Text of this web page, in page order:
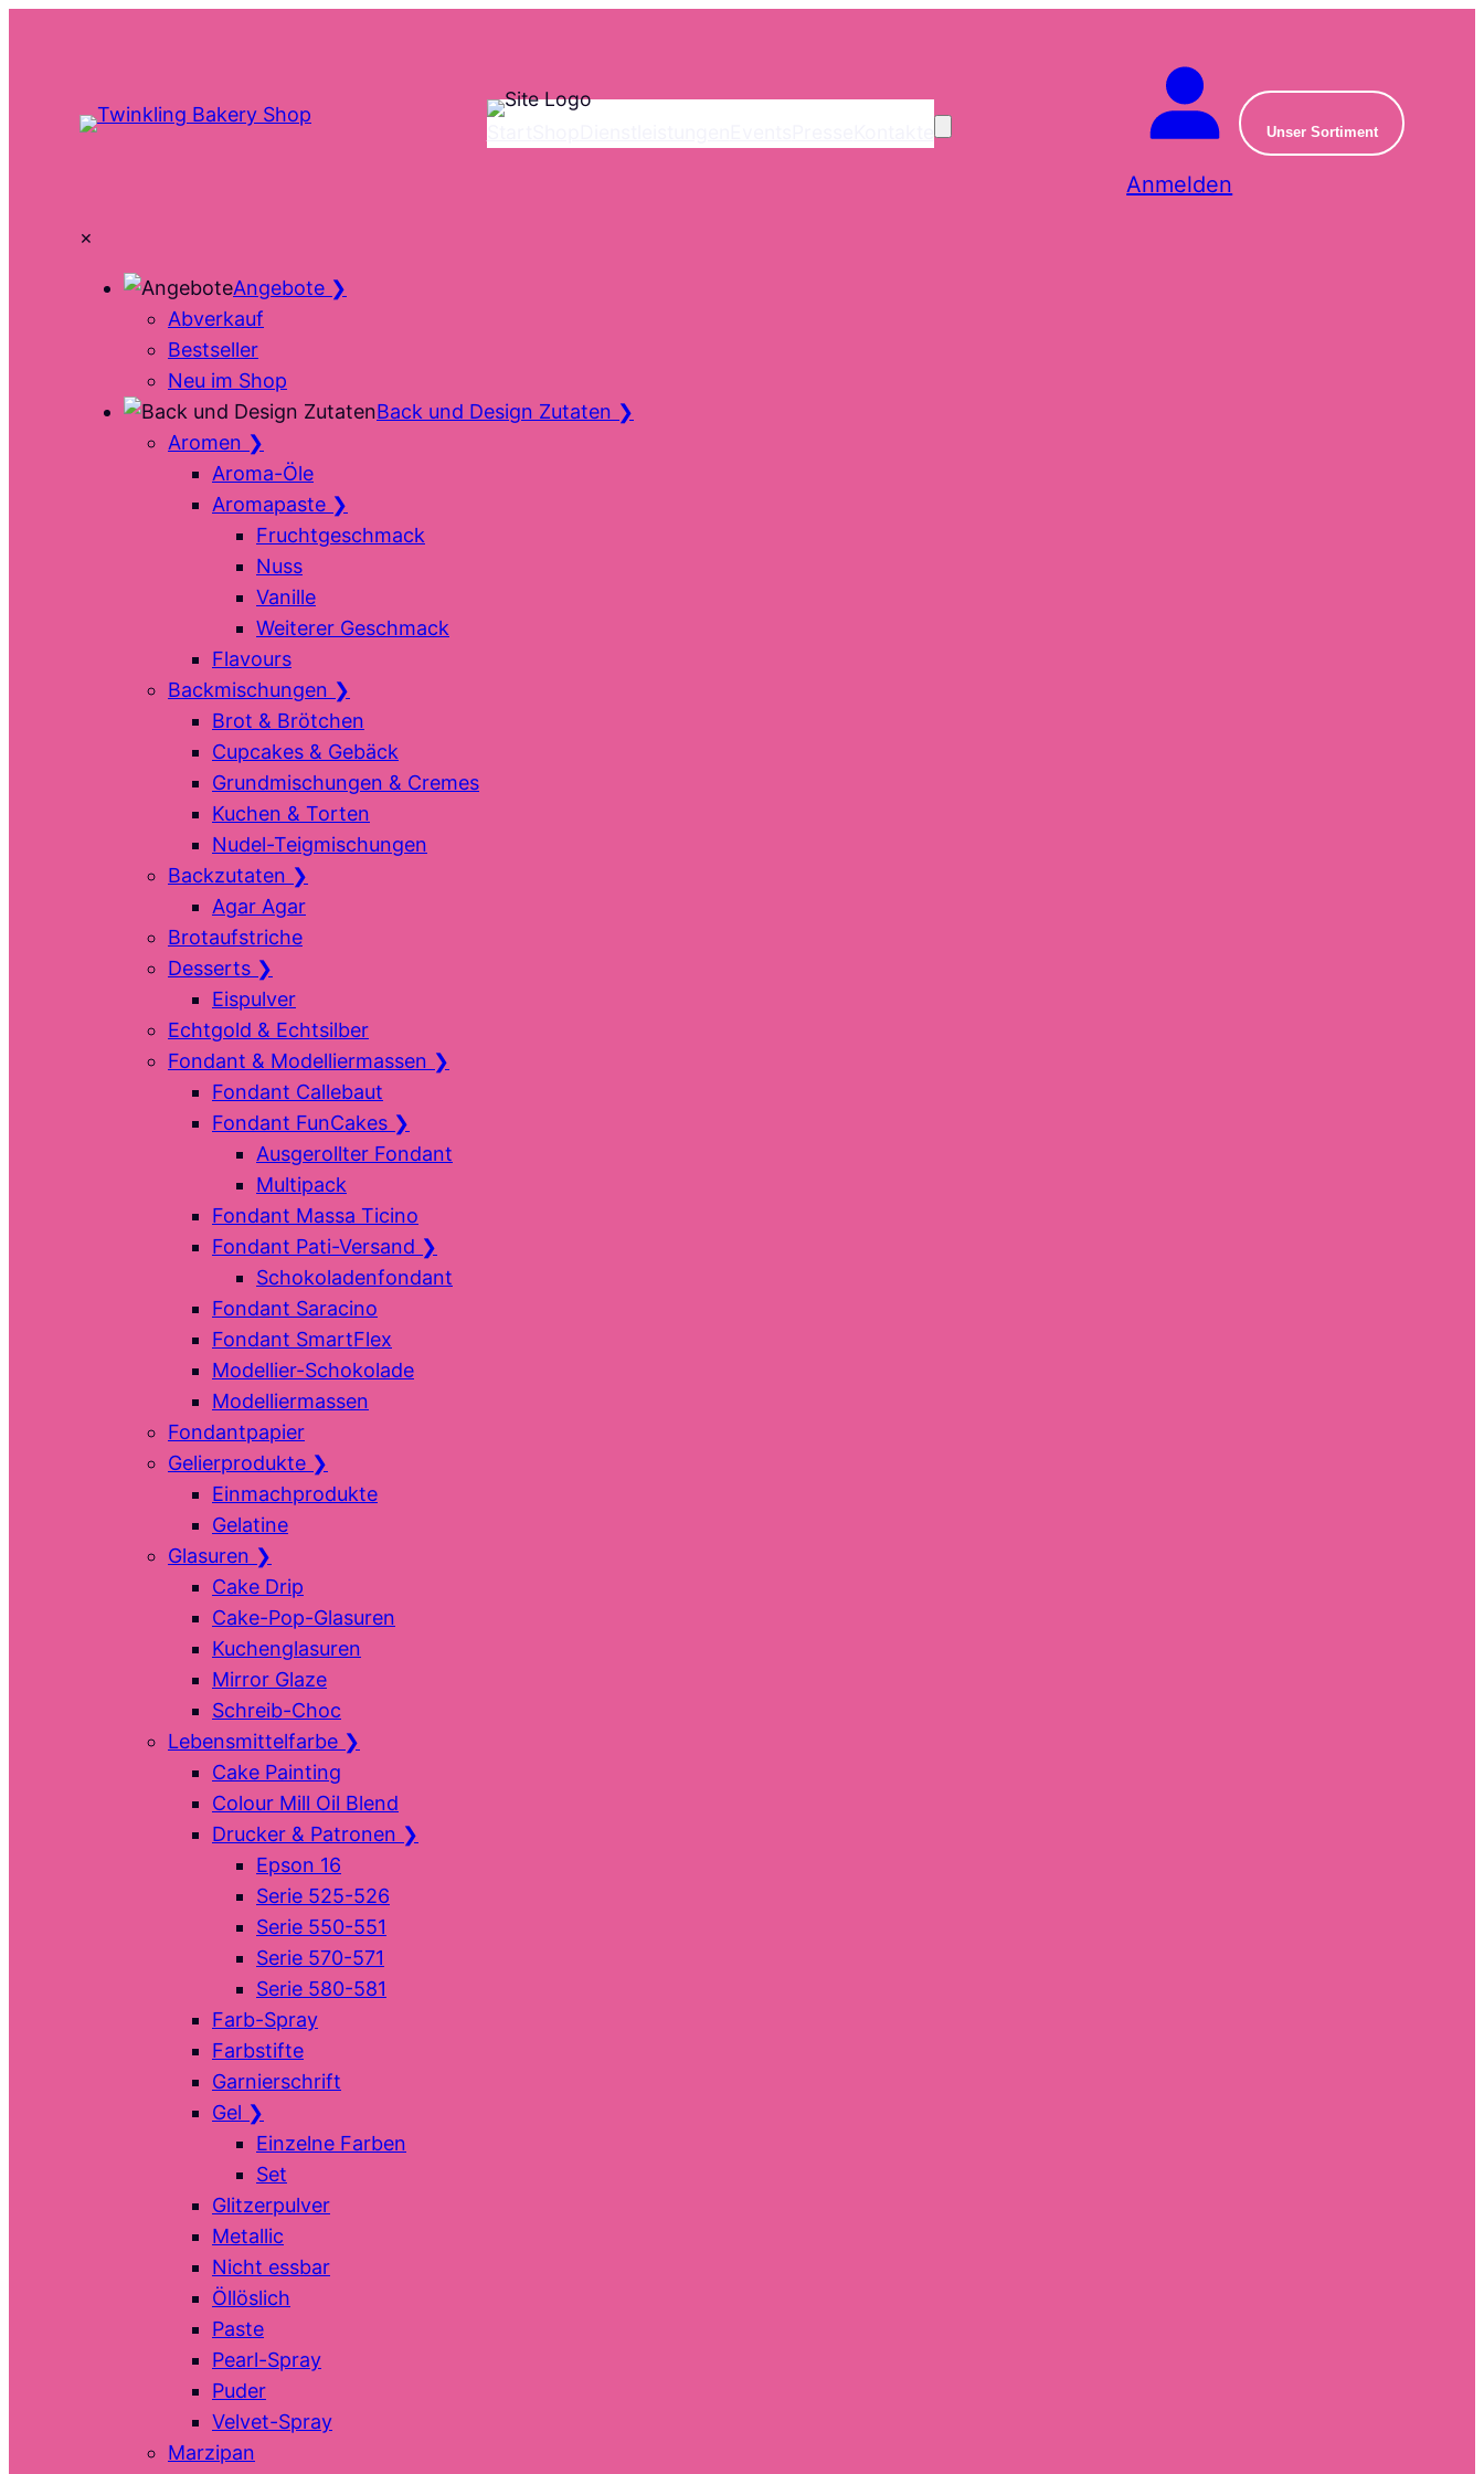
Anmelden
Unser Sortiment
×
Angebote ❯
Abverkauf
Bestseller
Neu im Shop
Back und Design Zutaten ❯
Aromen ❯
Aroma-Öle
Aromapaste ❯
Fruchtgeschmack
Nuss
Vanille
Weiterer Geschmack
Flavours
Backmischungen ❯
Brot & Brötchen
Cupcakes & Gebäck
Grundmischungen & Cremes
Kuchen & Torten
Nudel-Teigmischungen
Backzutaten ❯
Agar Agar
Brotaufstriche
Desserts ❯
Eispulver
Echtgold & Echtsilber
Fondant & Modelliermassen ❯
Fondant Callebaut
Fondant FunCakes ❯
Ausgerollter Fondant
Multipack
Fondant Massa Ticino
Fondant Pati-Versand ❯
Schokoladenfondant
Fondant Saracino
Fondant SmartFlex
Modellier-Schokolade
Modelliermassen
Fondantpapier
Gelierprodukte ❯
Einmachprodukte
Gelatine
Glasuren ❯
Cake Drip
Cake-Pop-Glasuren
Kuchenglasuren
Mirror Glaze
Schreib-Choc
Lebensmittelfarbe ❯
Cake Painting
Colour Mill Oil Blend
Drucker & Patronen ❯
Epson 16
Serie 525-526
Serie 550-551
Serie 570-571
Serie 580-581
Farb-Spray
Farbstifte
Garnierschrift
Gel ❯
Einzelne Farben
Set
Glitzerpulver
Metallic
Nicht essbar
Öllöslich
Paste
Pearl-Spray
Puder
Velvet-Spray
Marzipan